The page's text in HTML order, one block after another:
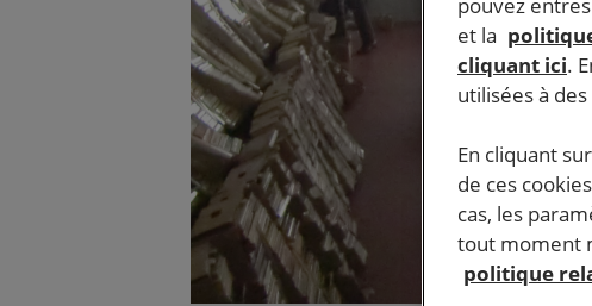
et la
cliquant ici.
utilisées à
En cliquant
de ces
cas, les
tout moment
politique